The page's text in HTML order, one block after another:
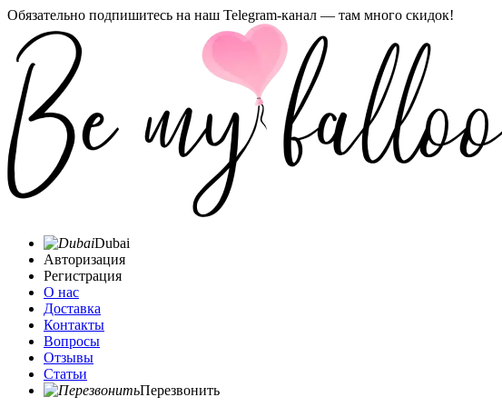
Обязательно подпишитесь на наш Telegram-канал — там много скидок!
Dubai
Авторизация
Регистрация
О нас
Доставка
Контакты
Вопросы
Отзывы
Статьи
Перезвонить